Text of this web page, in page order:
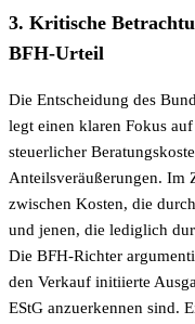
3. Kritische
BFH-Urteil
Die Entscheidung des
legt einen klaren Fokus
steuerlicher
Anteilsveräußerungen. Im
zwischen Kosten, die
und jenen, die lediglich
Die BFH-Richter
den Verkauf initiierte
EStG anzuerkennen sind.